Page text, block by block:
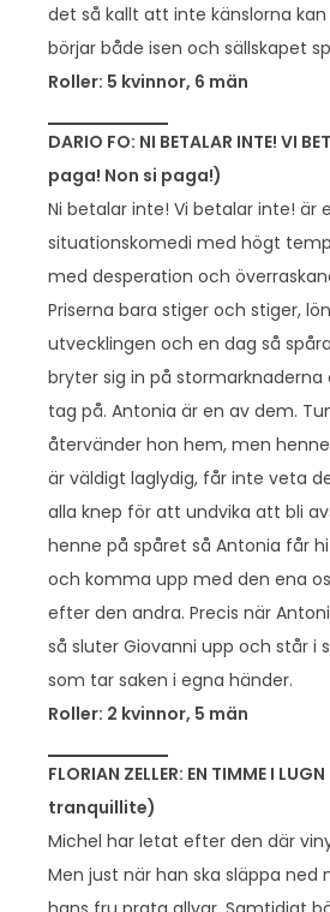
det så kallt att inte känslorna
börjar både isen och sällskapet
Roller: 5 kvinnor, 6 män
DARIO FO: NI BETALAR INTE! VI
paga! Non si paga!)
Ni betalar inte! Vi betalar inte! är
situationskomedi med högt
med desperation och
Priserna bara stiger och stiger,
utvecklingen och en dag så
bryter sig in på
tag på. Antonia är en av dem.
återvänder hon hem, men
är väldigt laglydig, får inte veta
alla knep för att undvika att bli
henne på spåret så Antonia får
och komma upp med den ena
efter den andra. Precis när
så sluter Giovanni upp och står i
som tar saken i egna händer.
Roller: 2 kvinnor, 5 män
FLORIAN ZELLER: EN TIMME I
tranquillite)
Michel har letat efter den där
Men just när han ska släppa ned